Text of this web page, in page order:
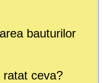
bauturilor
ceva?